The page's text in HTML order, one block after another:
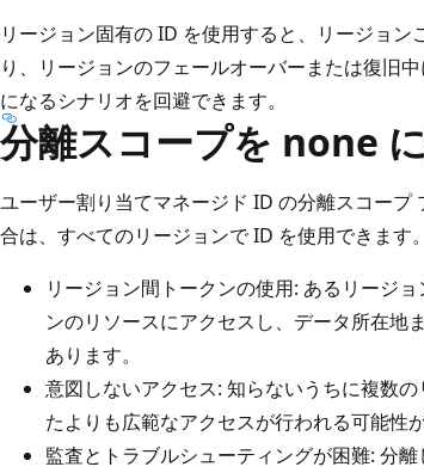
リージョン固有の ID を使用すると、リージョ
り、リージョンのフェールオーバーまたは復旧
になるシナリオを回避できます。
分離スコープを none
ユーザー割り当てマネージド ID の分離スコープ
合は、すべてのリージョンで ID を使用できます
リージョン間トークンの使用: あるリージ
ンのリソースにアクセスし、データ所在地
あります。
意図しないアクセス: 知らないうちに複数
たよりも広範なアクセスが行われる可能性が
監査とトラブルシューティングが困難: 分